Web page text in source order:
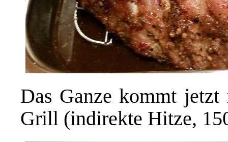
Das Ganze kommt
Grill (indirekte Hitze,